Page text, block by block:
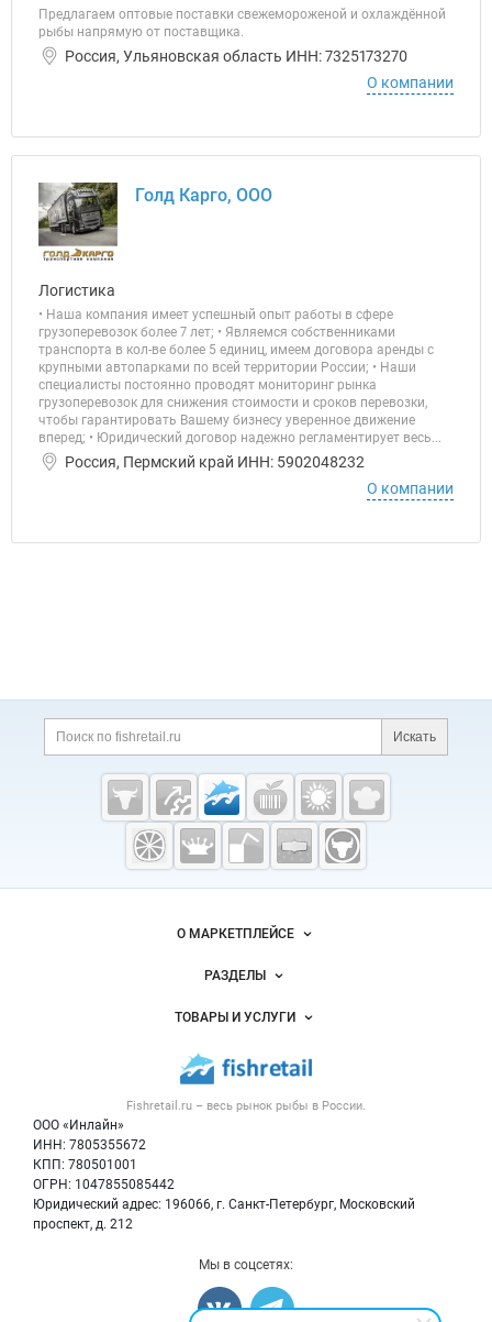
Предлагаем оптовые поставки свежемороженой и охлаждённой
рыбы напрямую от поставщика.
Россия, Ульяновская область ИНН: 7325173270
О компании
Голд Карго, ООО
Логистика
• Наша компания имеет успешный опыт работы в сфере
грузоперевозок более 7 лет; • Являемся собственниками
транспорта в кол-ве более 5 единиц, имеем договора аренды с
крупными автопарками по всей территории России; • Наши
специалисты постоянно проводят мониторинг рынка
грузоперевозок для снижения стоимости и сроков перевозки,
чтобы гарантировать Вашему бизнесу уверенное движение
вперед; • Юридический договор надежно регламентирует весь...
Россия, Пермский край ИНН: 5902048232
О компании
Дополнительная информация
Поиск по сайту и
Искать
Cсылки на полезные проекты
Fishretail.ru —
рыба,
морепродукты
Важные разделы и контакты
Fishretail.ru – весь рынок рыбы в России.
ООО «Инлайн»
ИНН: 7805355672
КПП: 780501001
ОГРН: 1047855085442
Юридический адрес: 196066, г. Санкт-Петербург, Московский
проспект, д. 212
Навигация по сайтуО МАРКЕТПЛЕЙСЕ
Новости Fishretail.ru
Размещение рекламы
Публичная оферта
Контактная информация
Политика обработки персональных данных
РАЗДЕЛЫ
Объявления
Новости рынка
Блог
ТОВАРЫ И УСЛУГИ
Рыба
Икра
Мы в соцсетях: